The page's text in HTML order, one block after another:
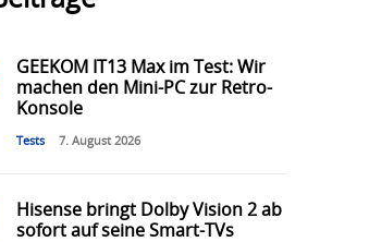
GEEKOM IT13 Max im Test: Wir
machen den Mini-PC zur Retro-
Konsole
Tests 7. August 2026
Hisense bringt Dolby Vision 2 ab
sofort auf seine Smart-TVs